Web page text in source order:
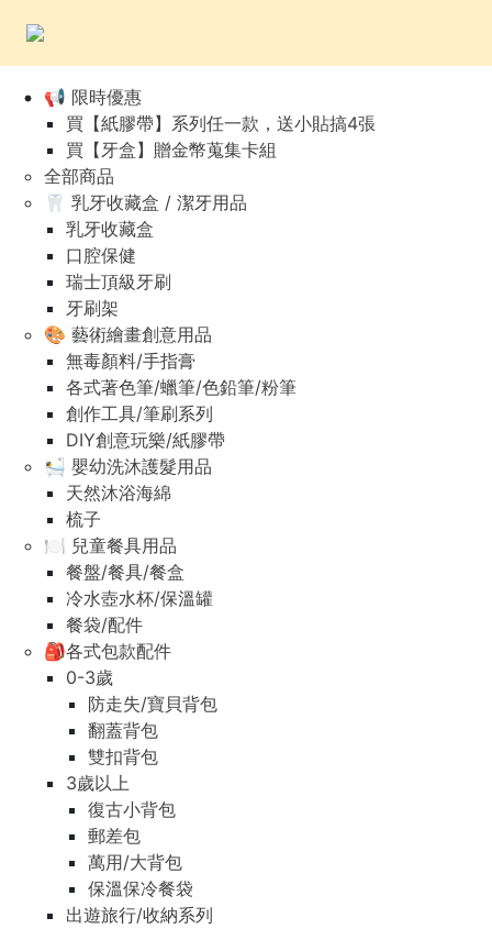
📢 限時優惠
買【紙膠帶】系列任一款，送小貼搞4張
買【牙盒】贈金幣蒐集卡組
全部商品
🦷 乳牙收藏盒 / 潔牙用品
乳牙收藏盒
口腔保健
瑞士頂級牙刷
牙刷架
🎨 藝術繪畫創意用品
無毒顏料/手指膏
各式著色筆/蠟筆/色鉛筆/粉筆
創作工具/筆刷系列
DIY創意玩樂/紙膠帶
🛀 嬰幼洗沐護髮用品
天然沐浴海綿
梳子
🍽️ 兒童餐具用品
餐盤/餐具/餐盒
冷水壺水杯/保溫罐
餐袋/配件
🎒各式包款配件
0-3歲
防走失/寶貝背包
翻蓋背包
雙扣背包
3歲以上
復古小背包
郵差包
萬用/大背包
保溫保冷餐袋
出遊旅行/收納系列